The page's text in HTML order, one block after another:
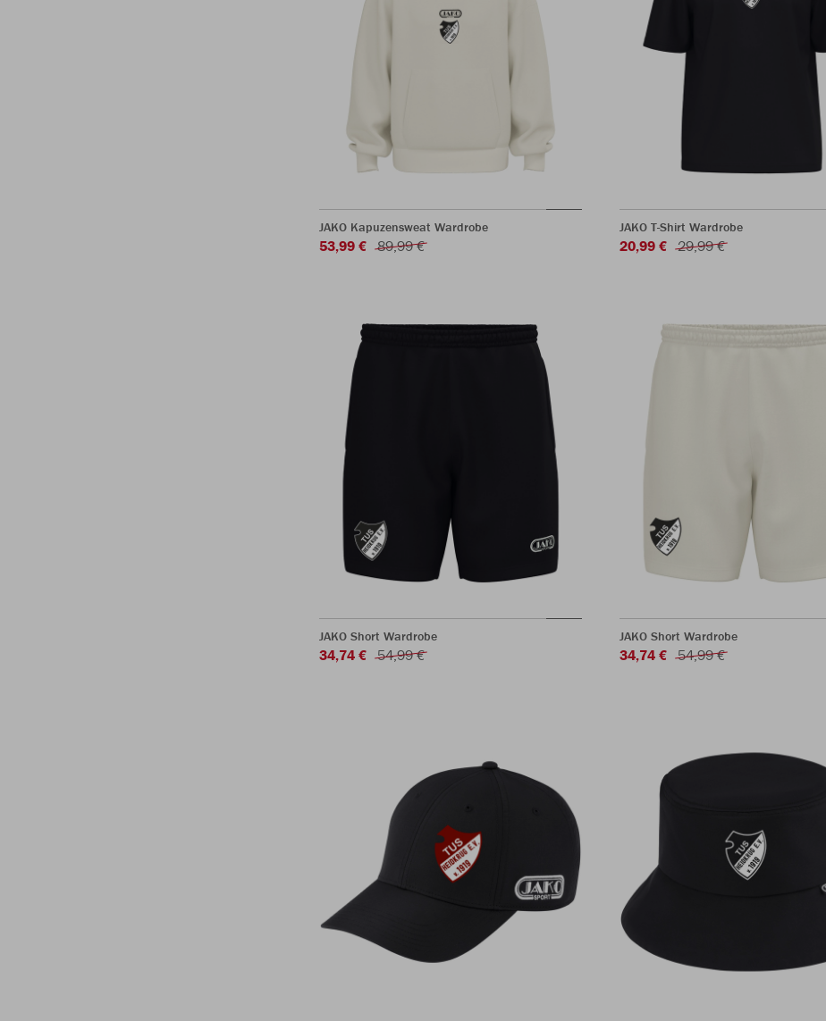
JAKO Kapuzensweat Wardrobe
53,99 € 89,99 €
JAKO T-Shirt Wardrobe
20,99 € 29,99 €
JAKO Short Wardrobe
34,74 € 54,99 €
JAKO Short Wardrobe
34,74 € 54,99 €